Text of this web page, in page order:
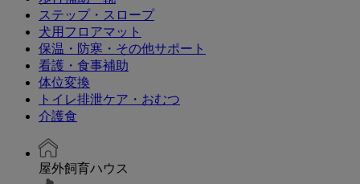
ステップ・スロープ
犬用フロアマット
保温・防寒・その他サポート
看護・食事補助
体位変換
トイレ排泄ケア・おむつ
介護食
屋外飼育ハウス